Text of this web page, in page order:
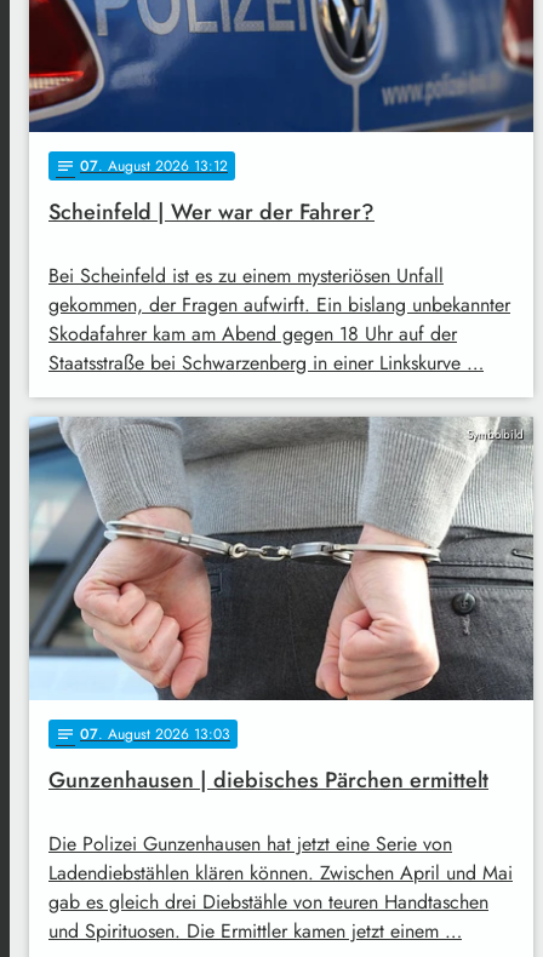
notes 07. August 2026 13:12
Scheinfeld | Wer war der Fahrer?
Bei Scheinfeld ist es zu einem mysteriösen Unfall
gekommen, der Fragen aufwirft. Ein bislang unbekannter
Skodafahrer kam am Abend gegen 18 Uhr auf der
Staatsstraße bei Schwarzenberg in einer Linkskurve …
Symbolbild
notes 07. August 2026 13:03
Gunzenhausen | diebisches Pärchen ermittelt
Die Polizei Gunzenhausen hat jetzt eine Serie von
Ladendiebstählen klären können. Zwischen April und Mai
gab es gleich drei Diebstähle von teuren Handtaschen
und Spirituosen. Die Ermittler kamen jetzt einem …